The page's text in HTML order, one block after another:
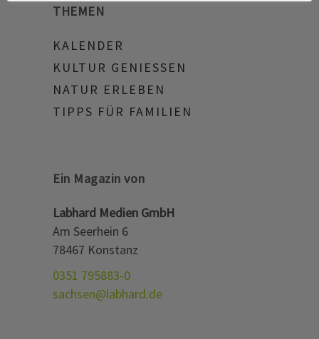
THEMEN
KALENDER
KULTUR GENIESSEN
NATUR ERLEBEN
TIPPS FÜR FAMILIEN
Ein Magazin von
Labhard Medien GmbH
Am Seerhein 6
78467 Konstanz
0351 795883-0
sachsen@labhard.de